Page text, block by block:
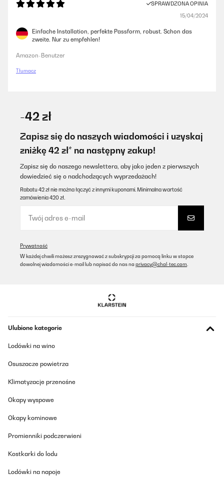
SPRAWDZONA OPINIA
15/04/2024
Einfache Installation, perfekte Passform, robust. Schon das
zweite. Nur zu empfehlen!
Amazon-Benutzer
Tłumacz
-42 zł
Zapisz się do naszych wiadomości i uzyskaj
zniżkę 42 zł* na następny zakup!
Zapisz się do naszego newslettera, aby jako jeden z pierwszych
dowiedzieć się o nadchodzących wyprzedażach!
Rabatu 42 zł nie można łączyć z innymi kuponami. Minimalna wartość
zamówienia 420 zł.
Prywatność
W każdej chwili możesz zrezygnować z subskrypcji za pomocą linku w stopce
dowolnej wiadomości e-mail lub napisać do nas na privacy@chal-tec.com
Ulubione kategorie
Lodówki na wino
Osuszacze powietrza
Klimatyzacje przenośne
Okapy wyspowe
Okapy kominowe
Promienniki podczerwieni
Kostkarki do lodu
Lodówki na napoje